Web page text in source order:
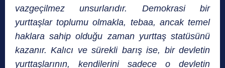
vazgeçilmez unsurlarıdır. Demokrasi bir
yurttaşlar toplumu olmakla, tebaa, ancak temel
haklara sahip olduğu zaman yurttaş statüsünü
kazanır. Kalıcı ve sürekli barış ise, bir devletin
yurttaş­larının, kendilerini sadece o devletin